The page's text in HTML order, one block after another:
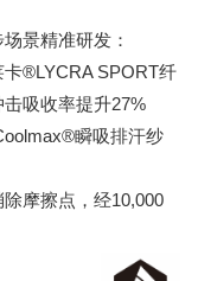
景精准研发：
®LYCRA SPORT纤
吸收率提升27%
瞬吸排汗纱
摩擦点，经10,000